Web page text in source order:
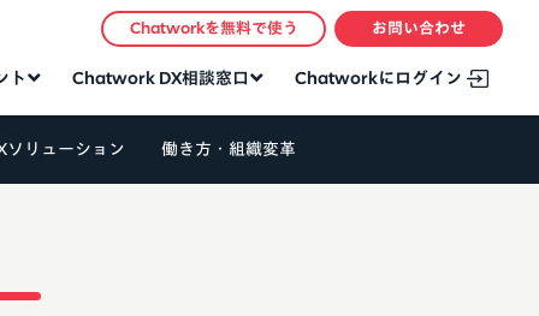
ト Chatwork DX相談窓口 Chatworkにログイン
Chatworkを無料で使う お問い合わせ
ソリューション 働き方・組織変革